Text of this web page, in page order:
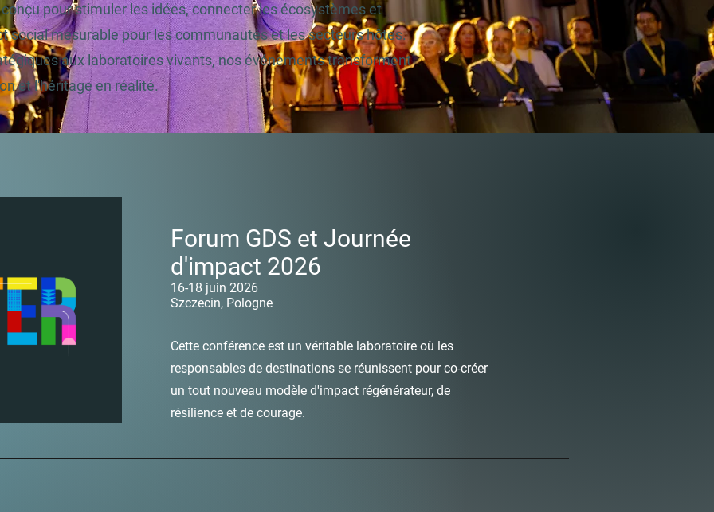
pour stimuler les idées, connecter les écosystèmes et
social mesurable pour les communautés et les secteurs hôtes.
aux laboratoires vivants, nos événements transforment
et l'héritage en réalité.
Forum GDS et Journée
d'impact 2026
16-18 juin 2026
Szczecin, Pologne
Cette conférence est un véritable laboratoire où les
responsables de destinations se réunissent pour co-créer
un tout nouveau modèle d'impact régénérateur, de
résilience et de courage.